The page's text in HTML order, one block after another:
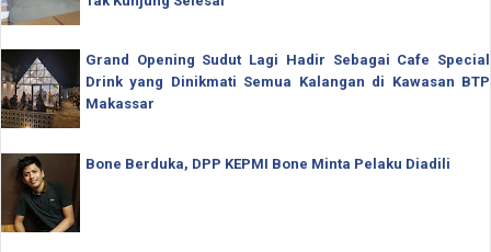
Grand Opening Sudut Lagi Hadir Sebagai Cafe Special
Drink yang Dinikmati Semua Kalangan di Kawasan BTP
Makassar
Bone Berduka, DPP KEPMI Bone Minta Pelaku Diadili